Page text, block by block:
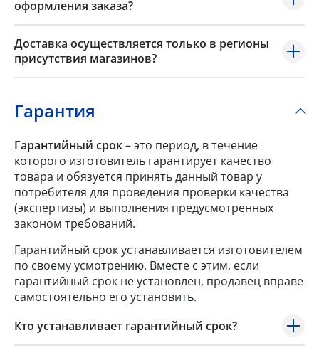
оформления заказа?
Доставка осуществляется только в регионы
присутствия магазинов?
Гарантия
Гарантийный срок– это период, в течение
которого изготовитель гарантирует качество
товара и обязуется принять данный товар у
потребителя для проведения проверки качества
(экспертизы) и выполнения предусмотренных
законом требований.
Гарантийный срок устанавливается изготовителем
по своему усмотрению. Вместе с этим, если
гарантийный срок не установлен, продавец вправе
самостоятельно его установить.
Кто устанавливает гарантийный срок?